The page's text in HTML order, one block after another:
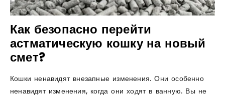
Как безопасно перейти
астматическую кошку на новый
смет?
Кошки ненавидят внезапные изменения. Они особенно
ненавидят изменения, когда они ходят в ванную. Вы не